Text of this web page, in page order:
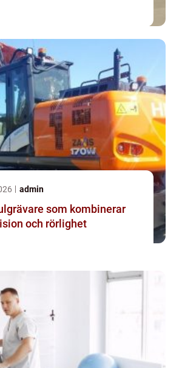
admin
som kombinerar
och rörlighet